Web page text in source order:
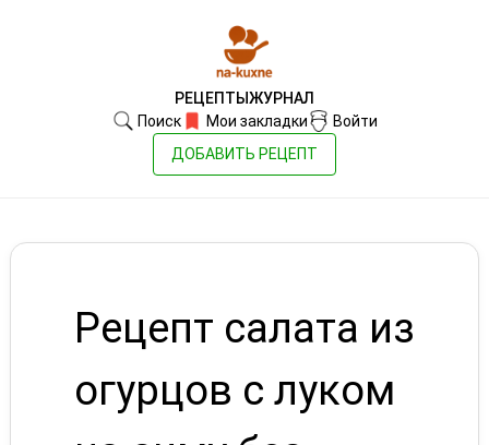
РЕЦЕПТЫ ЖУРНАЛ
Поиск
Мои закладки
Войти
ДОБАВИТЬ РЕЦЕПТ
Рецепт салата из
огурцов с луком